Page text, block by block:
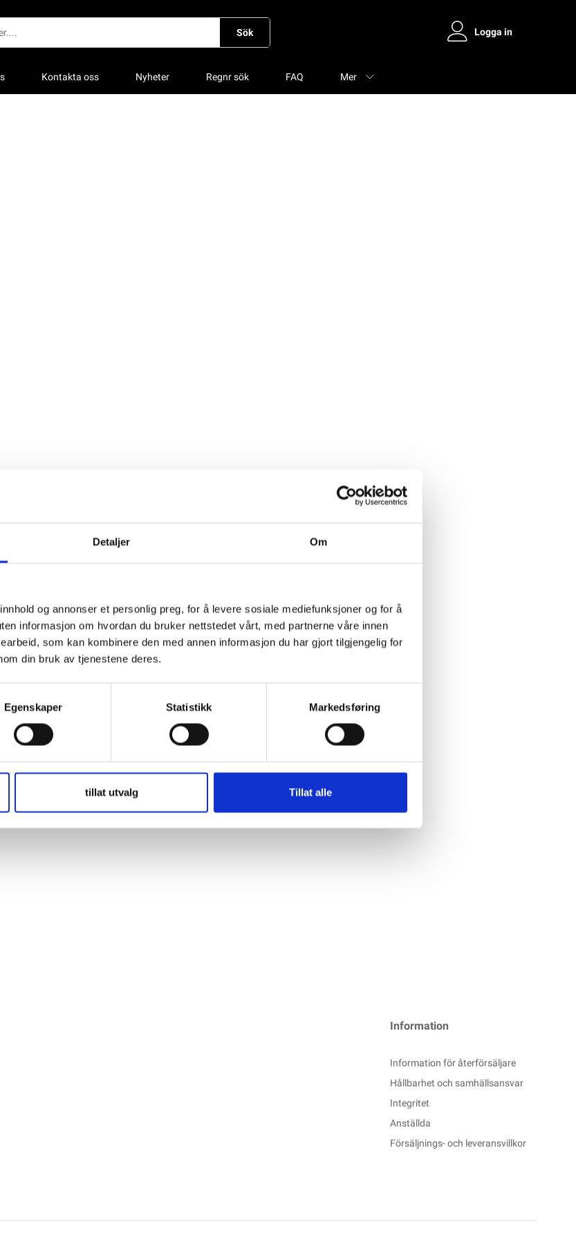
Detaljer Om
og annonser et personlig preg, for å levere sosiale mediefunksjoner og for å
informasjon om hvordan du bruker nettstedet vårt, med partnerne våre innen
som kan kombinere den med annen informasjon du har gjort tilgjengelig for
din bruk av tjenestene deres.
Egenskaper Statistikk Markedsføring
tillat utvalg Tillat alle
Sök Logga in
Kontakta oss Nyheter Regnr sök FAQ Mer
Information
Information för återförsäljare
Hållbarhet och samhällsansvar
Integritet
Anställda
Försäljnings- och leveransvillkor